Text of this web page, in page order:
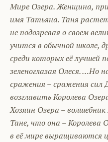
Мире Озера. Женщина,
имя Татьяна. Таня
не подозревая о своем
учится в обычной школе,
среди которых её лучшей
зеленоглазая Олеся. …Но
сражения – сражения сил
возглавить Королева
Хозяин Озера –
Тане, что она – Королева
в её мире выращиваются